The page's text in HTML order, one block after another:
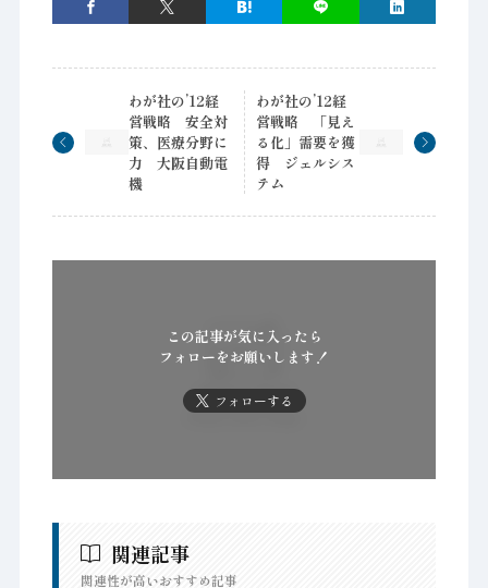
わが社の’12経
営戦略 安全対
策、医療分野に
力 大阪自動電
機
わが社の’12経
営戦略 「見え
る化」需要を獲
得 ジェルシス
テム
この記事が気に入ったら
フォローをお願いします！
フォローする
関連記事
関連性が高いおすすめ記事